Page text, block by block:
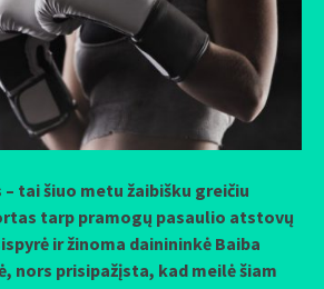
tai šiuo metu žaibišku greičiu
tarp pramogų pasaulio atstovų
ir žinoma dainininkė Baiba
nors prisipažįsta, kad meilė šiam